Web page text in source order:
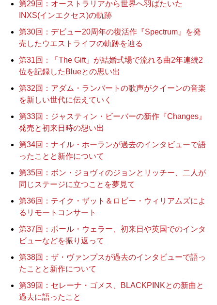
第29回：オーストラリアから世界へ羽ばたいた
INXS(インエクセス)の軌跡
第30回：デビュー20周年の復活作『Spectrum』を発
売したウエストライフの軌跡を辿る
第31回：「The Gift」が結婚式場で流れる曲2年連続2
位を記録したBlueとの思い出
第32回：アダム・ランバートの歌声がクイーンの音楽
を新しい世代に伝えていく
第33回：ジャスティン・ビーバーの新作『Changes』
発売と初来日時の想い出
第34回：ナイル・ホーランが過去のインタビューで語
ったことと新作について
第35回：ボン・ジョヴィのジョンとリッチー、二人が
同じステージに立つことを夢見て
第36回：テイク・ザット＆ロビー・ウィリアムズによ
るリモートコンサート
第37回：ポール・ウェラー、初来日や英国でのインタ
ビューなどを振り返って
第38回：ザ・ヴァンプスが過去のインタビューで語っ
たことと新作について
第39回：セレーナ・ゴメス、BLACKPINKとの新曲と
過去に語ったこと